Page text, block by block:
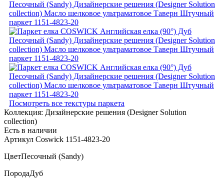
Посмотреть все текстуры паркета
Коллекция: Дизайнерские решения (Designer Solution
collection)
Есть в наличии
Артикул Coswick 1151-4823-20
ЦветПесочный (Sandy)
ПородаДуб